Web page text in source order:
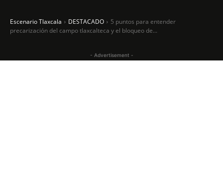
Escenario Tlaxcala DESTACADO
5 puntos para entender
precarización del campo tlaxcalteca y el bloqueo de...
- Advertisement -